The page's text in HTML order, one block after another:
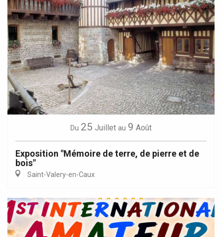
Du 25 Juillet au 9 Août
Exposition "Mémoire de terre, de pierre et de
bois"
Saint-Valery-en-Caux